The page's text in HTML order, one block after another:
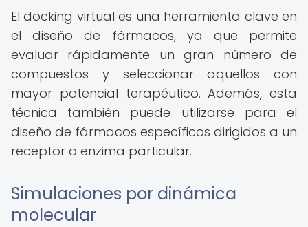
El docking virtual es una herramienta clave en
el diseño de fármacos, ya que permite
evaluar rápidamente un gran número de
compuestos y seleccionar aquellos con
mayor potencial terapéutico. Además, esta
técnica también puede utilizarse para el
diseño de fármacos específicos dirigidos a un
receptor o enzima particular.
Simulaciones por dinámica
molecular